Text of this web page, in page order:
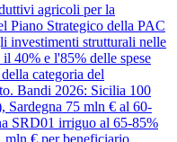
agricoli per la
Piano Strategico della PAC
investimenti strutturali nelle
40% e l'85% delle spese
categoria del
Bandi 2026: Sicilia 100
75 mln € al 60-
SRD01 irriguo al 65-85%
mln € per beneficiario,